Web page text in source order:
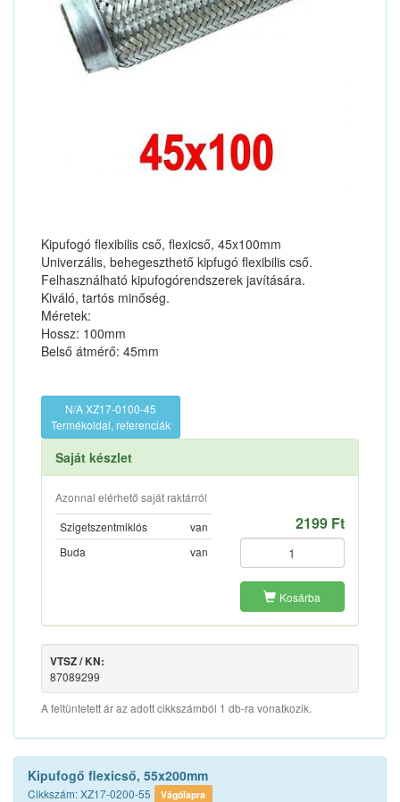
Kipufogó flexibilis cső, flexicső, 45x100mm
Univerzális, behegeszthető kipfugó flexibilis cső.
Felhasználható kipufogórendszerek javítására.
Kiváló, tartós minőség.
Méretek:
Hossz: 100mm
Belső átmérő: 45mm
N/A XZ17-0100-45
Termékoldal, referenciák
Saját készlet
Azonnal elérhető saját raktárról
Szigetszentmiklós
van
Buda
van
2199 Ft
Kosárba
VTSZ / KN:
87089299
A feltüntetett ár az adott cikkszámból 1 db-ra vonatkozik.
Kipufogő flexicső, 55x200mm
Cikkszám: XZ17-0200-55 Vágólapra